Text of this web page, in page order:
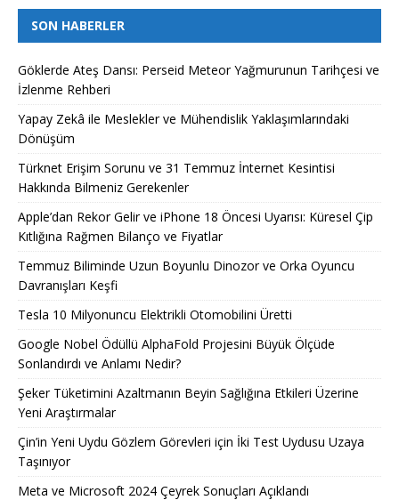
SON HABERLER
Göklerde Ateş Dansı: Perseid Meteor Yağmurunun Tarihçesi ve
İzlenme Rehberi
Yapay Zekâ ile Meslekler ve Mühendislik Yaklaşımlarındaki
Dönüşüm
Türknet Erişim Sorunu ve 31 Temmuz İnternet Kesintisi
Hakkında Bilmeniz Gerekenler
Apple’dan Rekor Gelir ve iPhone 18 Öncesi Uyarısı: Küresel Çip
Kıtlığına Rağmen Bilanço ve Fiyatlar
Temmuz Biliminde Uzun Boyunlu Dinozor ve Orka Oyuncu
Davranışları Keşfi
Tesla 10 Milyonuncu Elektrikli Otomobilini Üretti
Google Nobel Ödüllü AlphaFold Projesini Büyük Ölçüde
Sonlandırdı ve Anlamı Nedir?
Şeker Tüketimini Azaltmanın Beyin Sağlığına Etkileri Üzerine
Yeni Araştırmalar
Çin’in Yeni Uydu Gözlem Görevleri için İki Test Uydusu Uzaya
Taşınıyor
Meta ve Microsoft 2024 Çeyrek Sonuçları Açıklandı